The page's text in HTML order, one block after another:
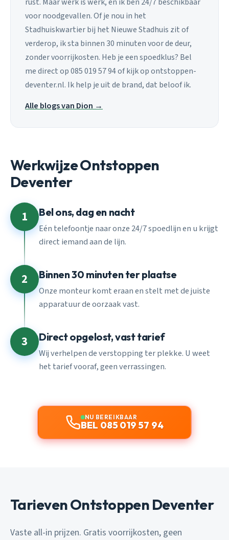
voor noodgevallen. Of je nou in het
Stadhuiskwartier bij het Nieuwe Stadhuis zit of
verderop, ik sta binnen 30 minuten voor de deur,
zonder voorrijkosten. Heb je een spoedklus? Bel
me direct op 085 019 57 94 of kijk op ontstoppen-
deventer.nl. Ik help je uit de brand, dat beloof ik.
Alle blogs van Dion →
Werkwijze Ontstoppen
Deventer
1 Bel ons, dag en nacht
Eén telefoontje naar onze 24/7 spoedlijn en u krijgt
direct iemand aan de lijn.
2 Binnen 30 minuten ter plaatse
Onze monteur komt eraan en stelt met de juiste
apparatuur de oorzaak vast.
3 Direct opgelost, vast tarief
Wij verhelpen de verstopping ter plekke. U weet
het tarief vooraf, geen verrassingen.
NU BEREIKBAAR
BEL 085 019 57 94
Tarieven Ontstoppen Deventer
Vaste all-in prijzen. Gratis voorrijkosten, geen